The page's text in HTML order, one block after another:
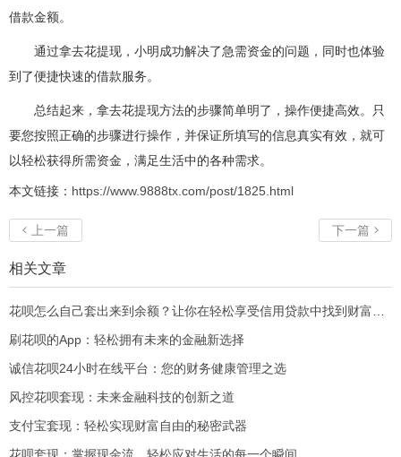
借款金额。
通过拿去花提现，小明成功解决了急需资金的问题，同时也体验
到了便捷快速的借款服务。
总结起来，拿去花提现方法的步骤简单明了，操作便捷高效。只
要您按照正确的步骤进行操作，并保证所填写的信息真实有效，就可
以轻松获得所需资金，满足生活中的各种需求。
本文链接： https://www.9888tx.com/post/1825.html
 上一篇 下一篇 
相关文章
刷花呗的App：轻松拥有未来的金融新选择
诚信花呗24小时在线平台：您的财务健康管理之选
风控花呗套现：未来金融科技的创新之道
支付宝套现：轻松实现财富自由的秘密武器
花呗套现：掌握现金流，轻松应对生活的每一个瞬间